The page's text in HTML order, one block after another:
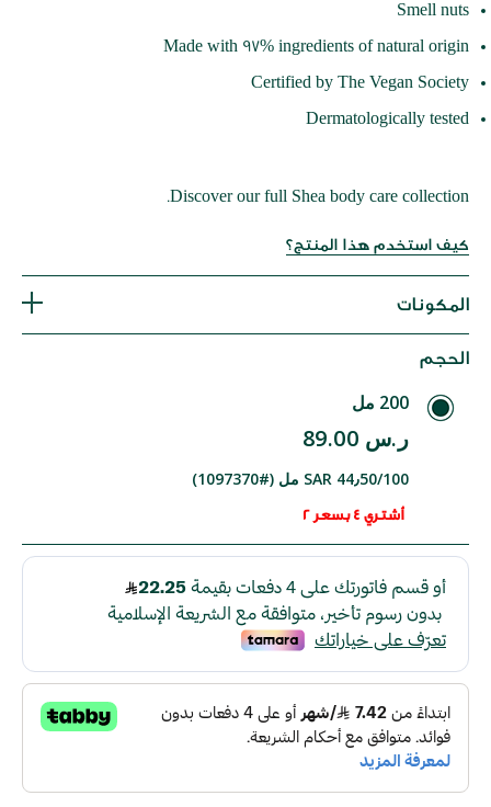
Smell nuts
Made with 97% ingredients of natural origin
Certified by The Vegan Society
Dermatologically tested
Discover our full Shea body care collection.
كيف استخدم هذا المنتج؟
المكونات
الحجم
200 مل
ر.س 89.00
SAR 44٫50/100 مل (#1097370)
أشتري 4 بسعر 2